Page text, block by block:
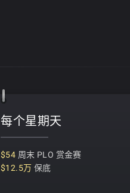
每个星期天
$54 周末 PLO 赏金赛
$12.5万 保底